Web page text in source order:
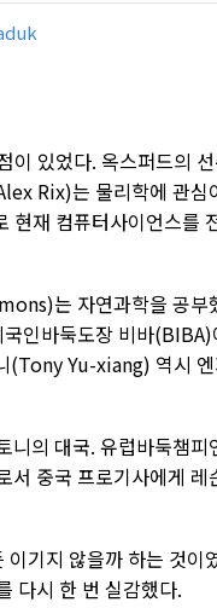
이 있었다. 옥스퍼드의
Rix)는 물리학에 관심
재 컴퓨터사이언스를
는 자연과학을 공부
인바둑도장 비바
Yu-xiang) 역시
의 대국. 유럽바둑챔
중국 프로기사에게
기지 않을까 하는 것이
다시 한 번 실감했다.